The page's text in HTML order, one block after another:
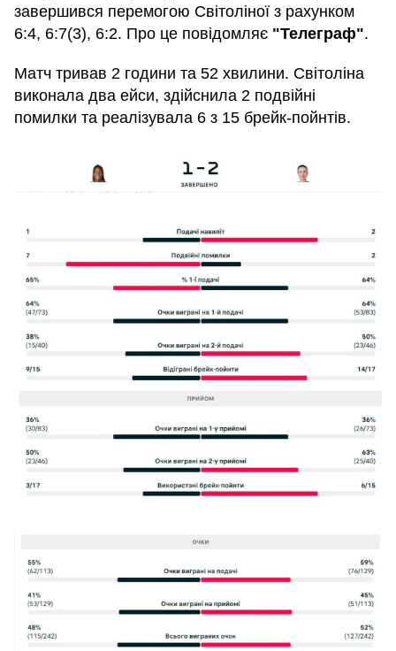
завершився перемогою Світоліної з рахунком
6:4, 6:7(3), 6:2. Про це повідомляє "Телеграф".
Матч тривав 2 години та 52 хвилини. Світоліна
виконала два ейси, здійснила 2 подвійні
помилки та реалізувала 6 з 15 брейк-пойнтів.